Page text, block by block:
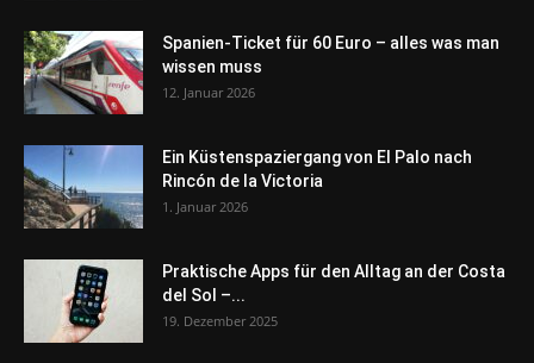
Spanien-Ticket für 60 Euro – alles was man
wissen muss
12. Januar 2026
Ein Küstenspaziergang von El Palo nach
Rincón de la Victoria
1. Januar 2026
Praktische Apps für den Alltag an der Costa
del Sol –...
19. Dezember 2025